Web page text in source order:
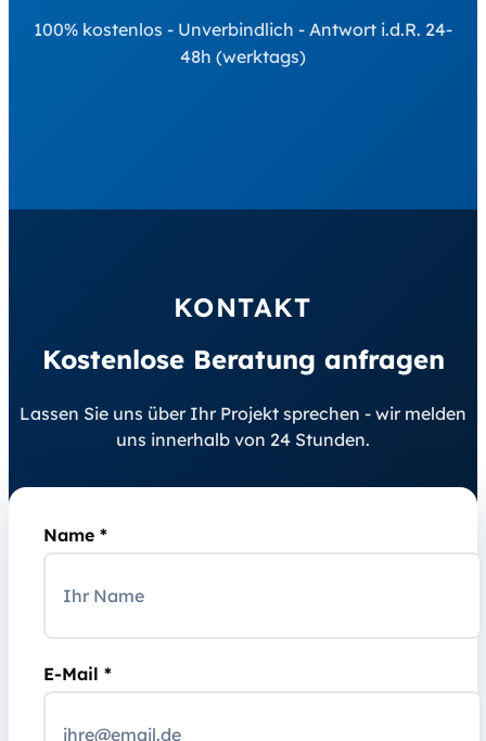
100% kostenlos - Unverbindlich - Antwort i.d.R. 24-
48h (werktags)
KONTAKT
Kostenlose Beratung anfragen
Lassen Sie uns über Ihr Projekt sprechen - wir melden
uns innerhalb von 24 Stunden.
Name *
E-Mail *